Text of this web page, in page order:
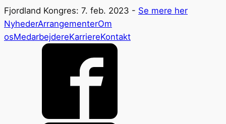
Fjordland Kongres: 7. feb. 2023 - Se mere her
NyhederArrangementerOm
osMedarbejdereKarriereKontakt